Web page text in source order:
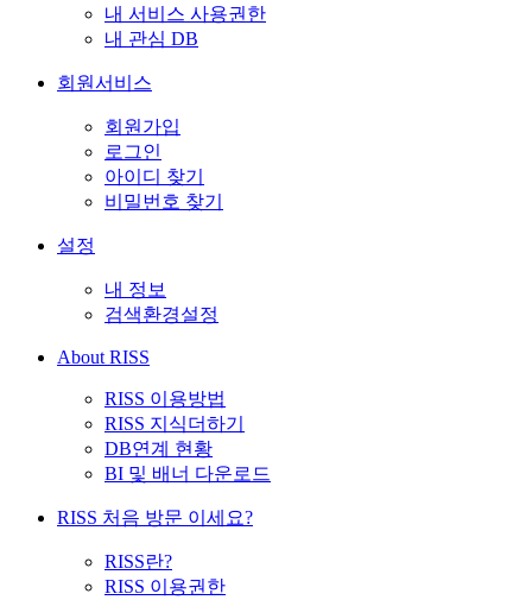
내 서비스 사용권한
내 관심 DB
회원서비스
회원가입
로그인
아이디 찾기
비밀번호 찾기
설정
내 정보
검색환경설정
About RISS
RISS 이용방법
RISS 지식더하기
DB연계 현황
BI 및 배너 다운로드
RISS 처음 방문 이세요?
RISS란?
RISS 이용권한